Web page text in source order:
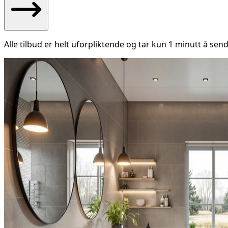
Alle tilbud er helt uforpliktende og tar kun 1 minutt å